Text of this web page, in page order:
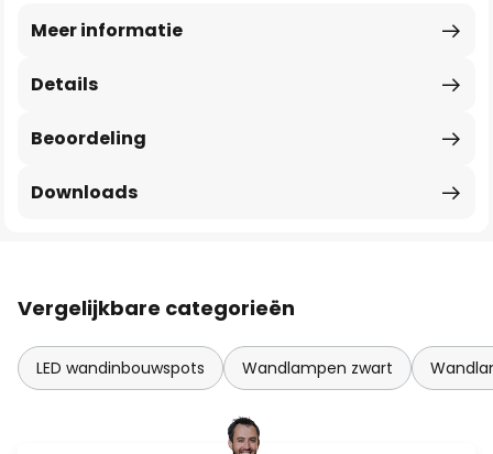
Details
Meer informatie
Beoordeling
Downloads
Vergelijkbare categorieën
LED wandinbouwspots Wandlampen zwart